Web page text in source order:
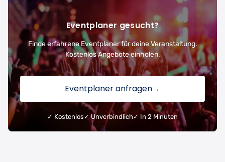
Eventplaner gesucht?
Finde erfahrene Eventplaner für deine Veranstaltung.
Kostenlos Angebote einholen.
Eventplaner anfragen→
✓ Kostenlos ✓ Unverbindlich ✓ In 2 Minuten